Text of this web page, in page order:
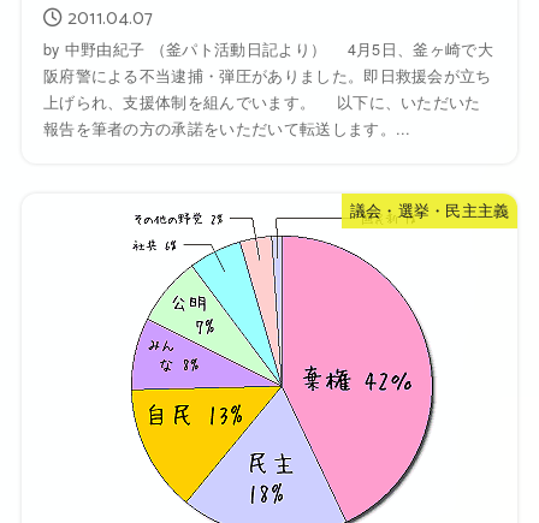
2011.04.07
by 中野由紀子 （釜パト活動日記より） 4月5日、釜ヶ崎で大
阪府警による不当逮捕・弾圧がありました。即日救援会が立ち
上げられ、支援体制を組んでいます。 以下に、いただいた
報告を筆者の方の承諾をいただいて転送します。...
議会・選挙・民主主義